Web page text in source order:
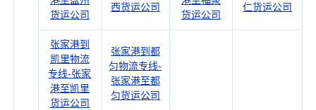
货运公司
西货运公司
货运公司
仁货运公司
张家港到
凯里物流
专线-张家
港至凯里
货运公司
张家港到都
匀物流专线-
张家港至都
匀货运公司